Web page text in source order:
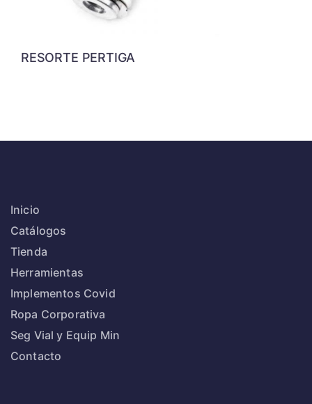
RESORTE PERTIGA
Inicio
Catálogos
Tienda
Herramientas
Implementos Covid
Ropa Corporativa
Seg Vial y Equip Min
Contacto